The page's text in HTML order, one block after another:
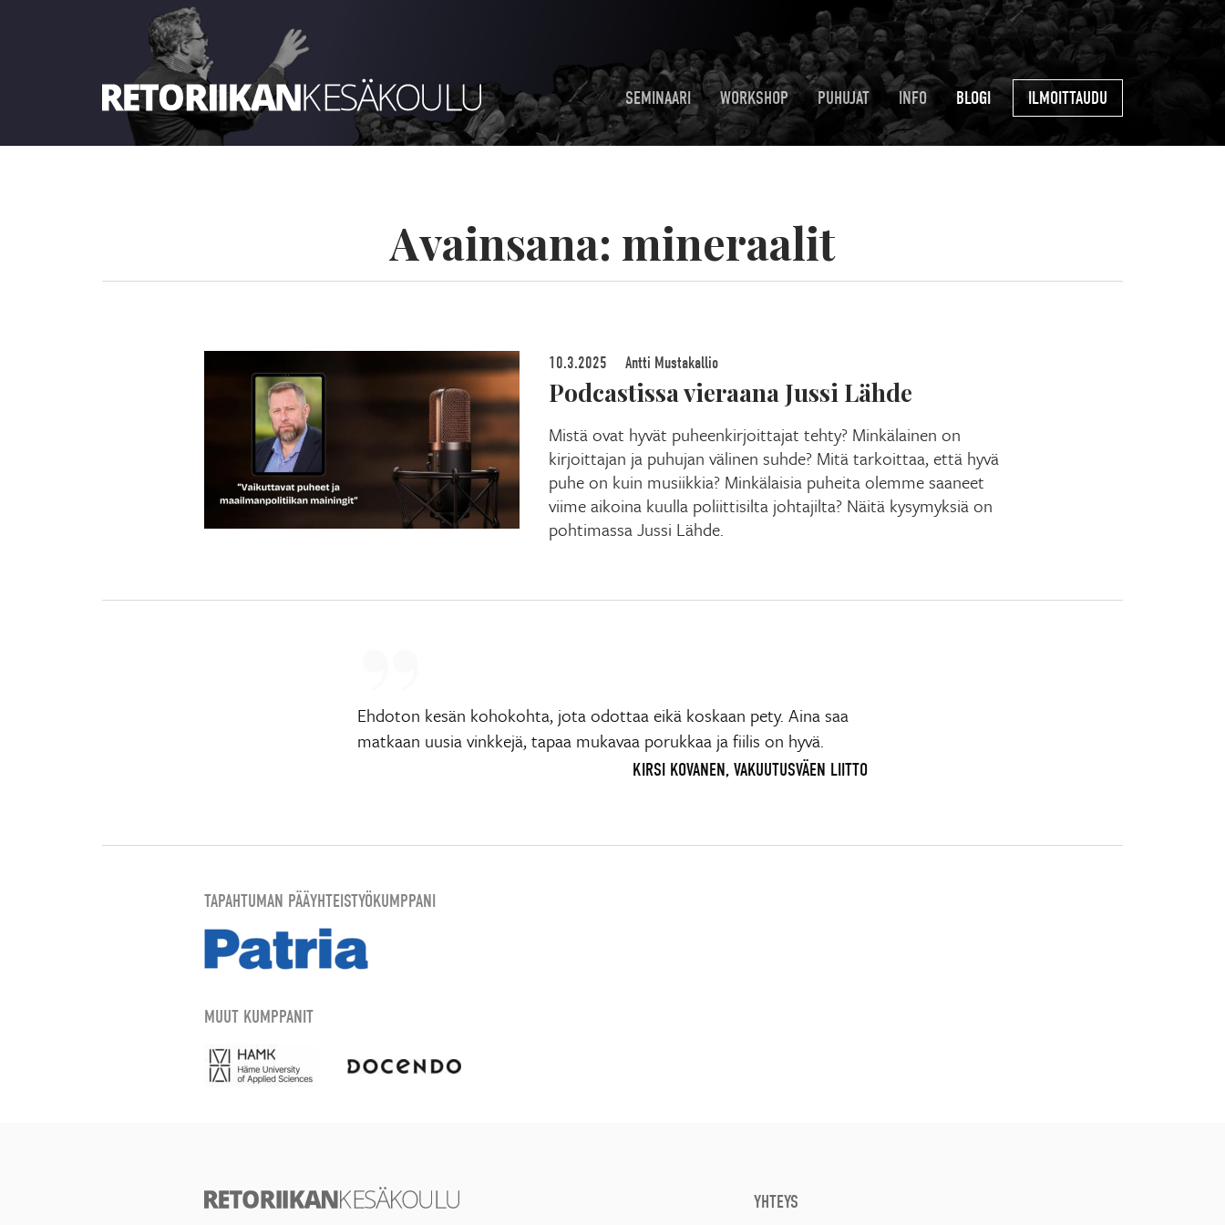
SEMINAARI WORKSHOP PUHUJAT INFO BLOGI ILMOITTAUDU
Avainsana: mineraalit
10.3.2025 Antti Mustakallio
Podcastissa vieraana Jussi Lähde
Mistä ovat hyvät puheenkirjoittajat tehty? Minkälainen on
kirjoittajan ja puhujan välinen suhde? Mitä tarkoittaa, että hyvä
puhe on kuin musiikkia? Minkälaisia puheita olemme saaneet
viime aikoina kuulla poliittisilta johtajilta? Näitä kysymyksiä on
pohtimassa Jussi Lähde.
Ehdoton kesän kohokohta, jota odottaa eikä koskaan pety. Aina saa
matkaan uusia vinkkejä, tapaa mukavaa porukkaa ja fiilis on hyvä.
KIRSI KOVANEN, VAKUUTUSVÄEN LIITTO
TAPAHTUMAN PÄÄYHTEISTYÖKUMPPANI
MUUT KUMPPANIT
YHTEYS